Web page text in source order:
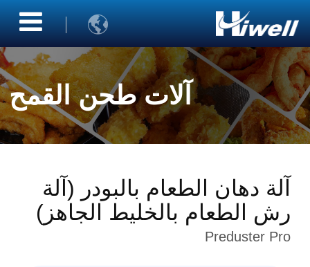

آلات طحن القمح
آلة دهان الطعام بالبودر (آلة
رش الطعام بالخليط الجاهز)
Preduster Pro